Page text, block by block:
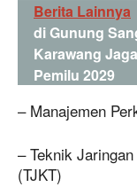
Berita Lainnya
di Gunung
Karawang
Pemilu 2029
– Manajemen
– Teknik
(TJKT)